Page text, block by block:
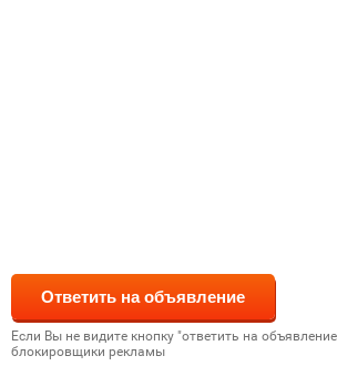
Если Вы не видите кнопку "ответить на
блокировщики рекламы